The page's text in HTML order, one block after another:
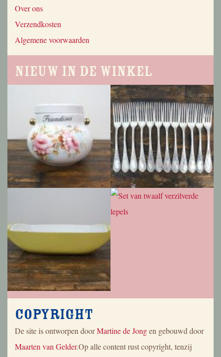
Over ons
Verzendkosten
Algemene voorwaarden
Nieuw in de winkel
Copyright
De site is ontworpen doorMartine de Jongen gebouwd door
Maarten van Gelder.Op alle content rust copyright, tenzij